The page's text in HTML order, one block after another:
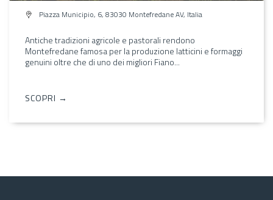
Piazza Municipio, 6, 83030 Montefredane AV, Italia
Antiche tradizioni agricole e pastorali rendono
Montefredane famosa per la produzione latticini e formaggi
genuini oltre che di uno dei migliori Fiano...
SCOPRI →